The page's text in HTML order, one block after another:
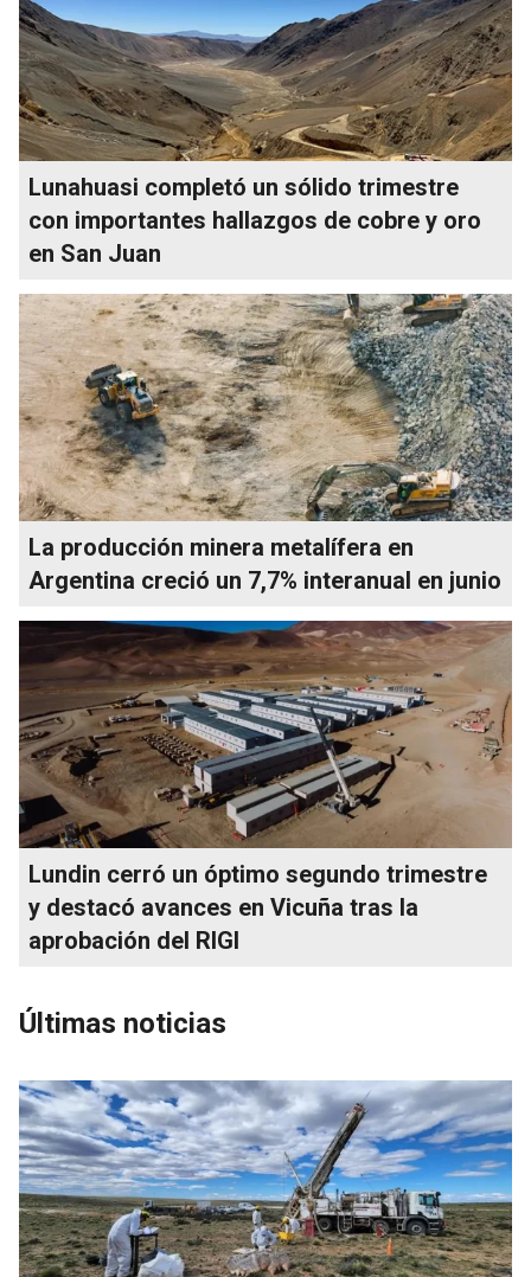
Lunahuasi completó un sólido trimestre
con importantes hallazgos de cobre y oro
en San Juan
La producción minera metalífera en
Argentina creció un 7,7% interanual en junio
Lundin cerró un óptimo segundo trimestre
y destacó avances en Vicuña tras la
aprobación del RIGI
Últimas noticias